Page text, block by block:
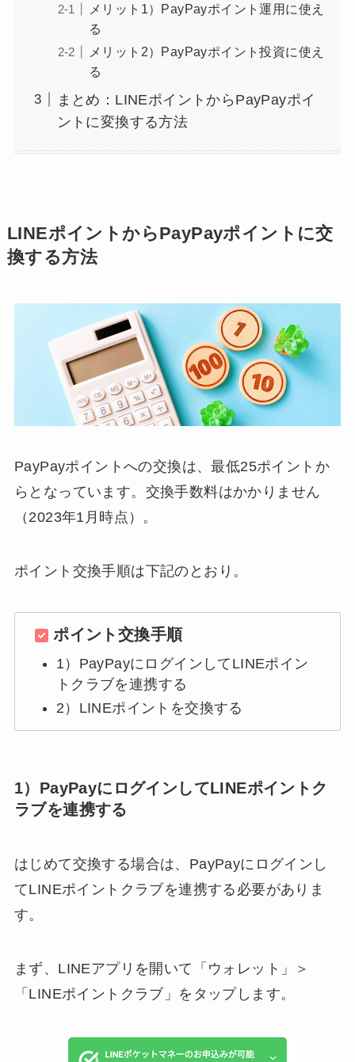
メリット1）PayPayポイント運用に使え
る
メリット2）PayPayポイント投資に使え
る
まとめ：LINEポイントからPayPayポイ
ントに変換する方法
LINEポイントからPayPayポイントに交
換する方法
PayPayポイントへの交換は、最低25ポイントか
らとなっています。交換手数料はかかりません
（2023年1月時点）。
ポイント交換手順は下記のとおり。
ポイント交換手順
1）PayPayにログインしてLINEポイン
トクラブを連携する
2）LINEポイントを交換する
1）PayPayにログインしてLINEポイントク
ラブを連携する
はじめて交換する場合は、PayPayにログインし
てLINEポイントクラブを連携する必要がありま
す。
まず、LINEアプリを開いて「ウォレット」＞
「LINEポイントクラブ」をタップします。